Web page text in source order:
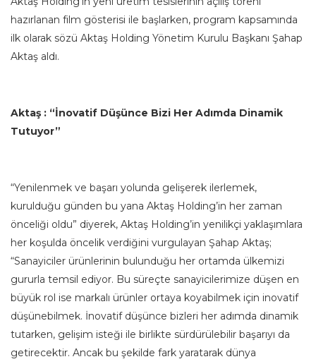
hazırlanan film gösterisi ile başlarken, program kapsamında
ilk olarak sözü Aktaş Holding Yönetim Kurulu Başkanı Şahap
Aktaş aldı.
Aktaş : “İnovatif Düşünce Bizi Her Adımda Dinamik
Tutuyor”
“Yenilenmek ve başarı yolunda gelişerek ilerlemek,
kurulduğu günden bu yana Aktaş Holding’in her zaman
önceliği oldu” diyerek, Aktaş Holding’in yenilikçi yaklaşımlara
her koşulda öncelik verdiğini vurgulayan Şahap Aktaş;
“Sanayiciler ürünlerinin bulunduğu her ortamda ülkemizi
gururla temsil ediyor. Bu süreçte sanayicilerimize düşen en
büyük rol ise markalı ürünler ortaya koyabilmek için inovatif
düşünebilmek. İnovatif düşünce bizleri her adımda dinamik
tutarken, gelişim isteği ile birlikte sürdürülebilir başarıyı da
getirecektir. Ancak bu şekilde fark yaratarak dünya